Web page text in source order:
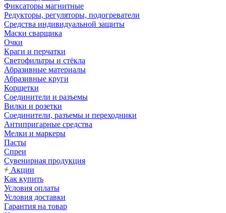
Фиксаторы магнитные
Редукторы, регуляторы, подогреватели
Средства индивидуальной защиты
Маски сварщика
Очки
Краги и перчатки
Светофильтры и стёкла
Абразивные материалы
Абразивные круги
Корщетки
Соединители и разъемы
Вилки и розетки
Соединители, разъемы и переходники
Антипригарные средства
Мелки и маркеры
Пасты
Спреи
Сувенирная продукция
Акции
Как купить
Условия оплаты
Условия доставки
Гарантия на товар